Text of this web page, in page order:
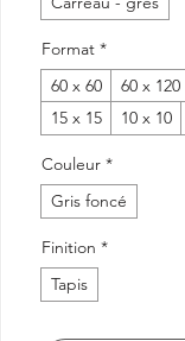
Format *
60 x 60
60 x 120
15 x 15
10 x 10
Couleur *
Gris foncé
Finition *
Tapis